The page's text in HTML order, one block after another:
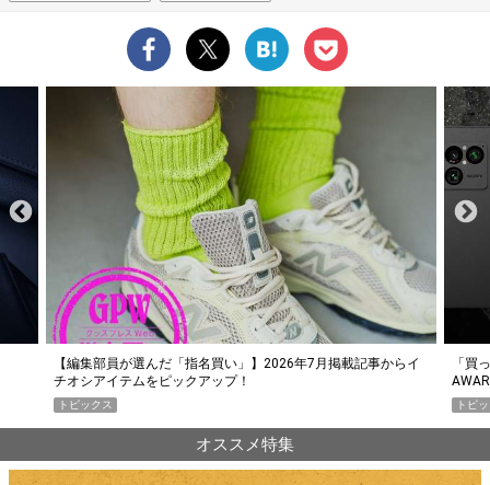
「買って損なし」の極上スマホ5選【GoodsPress 2026上半期
AWARD】
トピックス
薄着
PR
オススメ特集